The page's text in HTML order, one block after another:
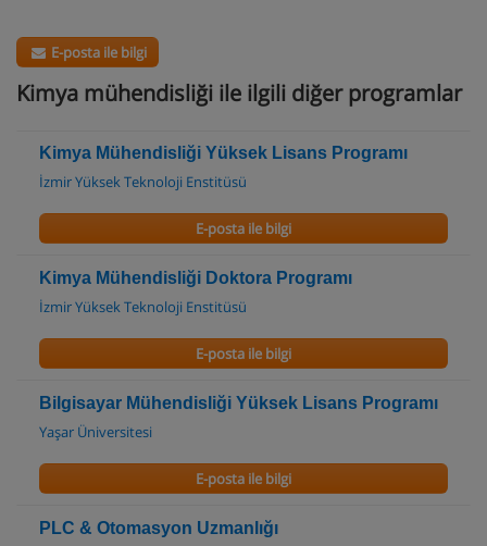
E-posta ile bilgi
Kimya mühendisliği ile ilgili diğer programlar
Kimya Mühendisliği Yüksek Lisans Programı
İzmir Yüksek Teknoloji Enstitüsü
E-posta ile bilgi
Kimya Mühendisliği Doktora Programı
İzmir Yüksek Teknoloji Enstitüsü
E-posta ile bilgi
Bilgisayar Mühendisliği Yüksek Lisans Programı
Yaşar Üniversitesi
E-posta ile bilgi
PLC & Otomasyon Uzmanlığı